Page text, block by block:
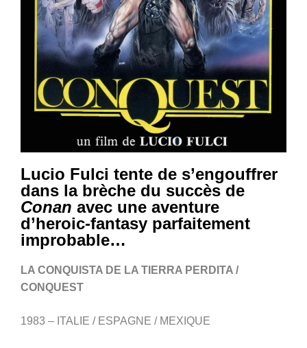
Lucio Fulci tente de s’engouffrer
dans la brèche du succès de
Conan avec une aventure
d’heroic-fantasy parfaitement
improbable…
LA CONQUISTA DE LA TIERRA PERDITA /
CONQUEST
1983 – ITALIE / ESPAGNE / MEXIQUE